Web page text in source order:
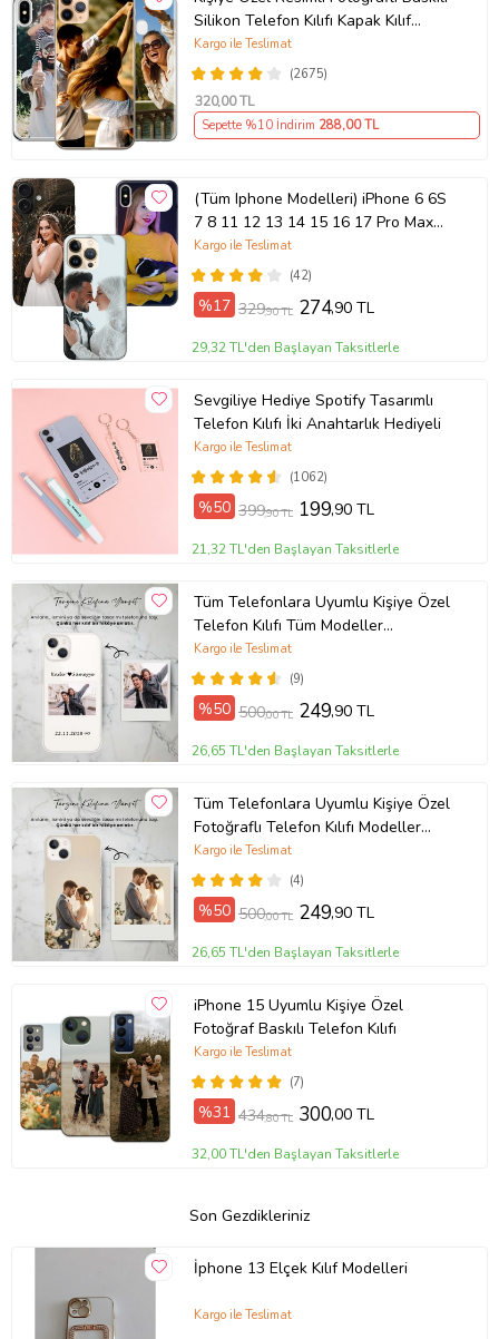
Silikon Telefon Kılıfı Kapak Kılıf
(Telefon Modelleri Açıklamada)
(2675)
Kargo ile Teslimat
320,00 TL
Sepette %10 İndirim 288,00 TL
(Tüm Iphone Modelleri) iPhone 6 6S
7 8 11 12 13 14 15 16 17 Pro Max
Plus Mini Kişiye Özel Resimli
Fotoğraflı Kılıf(42)
Kargo ile Teslimat
%17 329,90 TL 274,90 TL
29,32 TL'den Başlayan Taksitlerle
Sevgiliye Hediye Spotify Tasarımlı
Telefon Kılıfı İki Anahtarlık Hediyeli
(1062)
Kargo ile Teslimat
%50 399,90 TL 199,90 TL
21,32 TL'den Başlayan Taksitlerle
Tüm Telefonlara Uyumlu Kişiye Özel
Telefon Kılıfı Tüm Modeller
Açıklamada
(9)
Kargo ile Teslimat
%50 500,00 TL 249,90 TL
26,65 TL'den Başlayan Taksitlerle
Tüm Telefonlara Uyumlu Kişiye Özel
Fotoğraflı Telefon Kılıfı Modeller
Açıklamada
(4)
Kargo ile Teslimat
%50 500,00 TL 249,90 TL
26,65 TL'den Başlayan Taksitlerle
iPhone 15 Uyumlu Kişiye Özel
Fotoğraf Baskılı Telefon Kılıfı
(7)
Kargo ile Teslimat
%31 434,80 TL 300,00 TL
32,00 TL'den Başlayan Taksitlerle
Son Gezdikleriniz
İphone 13 Elçek Kılıf Modelleri
Kargo ile Teslimat